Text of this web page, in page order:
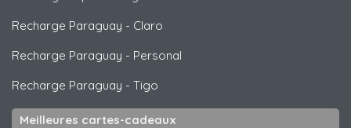
Recharge Paraguay - Claro
Recharge Paraguay - Personal
Recharge Paraguay - Tigo
Meilleures cartes-cadeaux